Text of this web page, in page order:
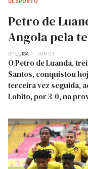
Petro de
Angola pela
BY LUISA JUN 03
O Petro de Luanda,
Santos, conquistou
terceira vez seguida,
Lobito, por 3-0, na